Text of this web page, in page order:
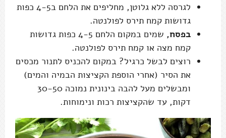
לגרסה ללא גלוטן, מחליפים את הלחם ב4-5 כפות
גדושות קמח תירס לפולנטה.
בפסח,
שמים במקום הלחם 4-5 כפות גדושות
קמח מצה או קמח תירס לפולנטה.
רוצים לבשל כרגיל? במקום להכניס לתנור מכסים
את הסיר (אחרי הוספת הקציצות הבמיה והמים)
ומבשלים מעל להבה בינונית נמוכה 30-50
דקות, עד שהקציצות רכות ונימוחות.